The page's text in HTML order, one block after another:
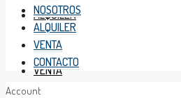
ALQUILER
VENTA
NOSOTROS
ALQUILER
VENTA
CONTACTO
Account